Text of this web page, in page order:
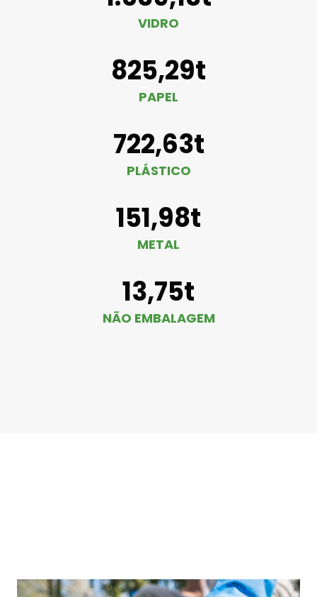
VIDRO
825,29t
PAPEL
722,63t
PLÁSTICO
151,98t
METAL
13,75t
NÃO EMBALAGEM